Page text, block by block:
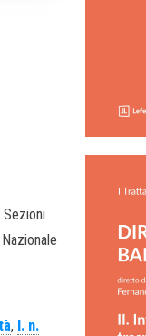
, l. n.